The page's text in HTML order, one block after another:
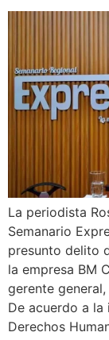
La periodista
Semanario
presunto delito
la empresa BM
gerente
De acuerdo a
Derechos